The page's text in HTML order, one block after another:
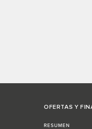
OFERTAS Y
RESUMEN